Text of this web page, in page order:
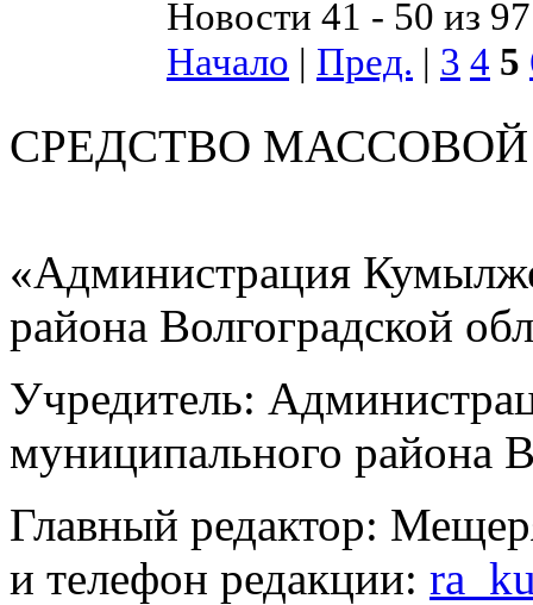
Новости 41 - 50 из 97
Начало | Пред. | 3 4 5
СРЕДСТВО
«Администрация
района Волгоградской
Учредитель:
муниципального района
Главный редактор:
и телефон редакции: